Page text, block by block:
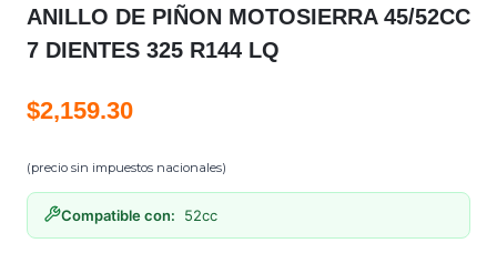
ANILLO DE PIÑON MOTOSIERRA 45/52CC
7 DIENTES 325 R144 LQ
$2,159.30
(precio sin impuestos nacionales)
Compatible con: 52cc